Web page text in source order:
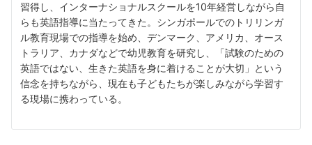
習得し、インターナショナルスクールを10年経営しながら自
らも英語指導に当たってきた。シンガポールでのトリリンガ
ル教育現場での指導を始め、デンマーク、アメリカ、オース
トラリア、カナダなどで幼児教育を研究し、「試験のための
英語ではない、生きた英語を身に着けることが大切」という
信念を持ちながら、現在も子どもたちが楽しみながら学習す
る現場に携わっている。